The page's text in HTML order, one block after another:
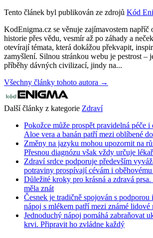
Tento článek byl publikován ze zdrojů Kód
KodEnigma.cz se věnuje zajímavostem napříč
historie přes vědu, vesmír až po záhady a
otevírají témata, která dokážou překvapit,
zamyšlení. Silnou stránkou webu je pestrost –
příběhy dávných civilizací, jindy na...
Všechny články tohoto autora →
Další články z kategorie Zdraví
Pokožce může prospět pravidelná péče i
Aloe vera a banán patří mezi oblíbené
Změny na jazyku mohou upozornit na
Přesnou diagnózu však vždy určuje
Zdraví srdce podporuje především
potraviny prospívají cévám i oběhovému
Důležité kroky pro krásná a zdravá
měla znát
Česnek je tradičně spojován s
nápoj s mlékem patří mezi známé lidové
Jednoduchý nápoj pomáhá zabraňovat
krvi. Připravit ho zvládne každý